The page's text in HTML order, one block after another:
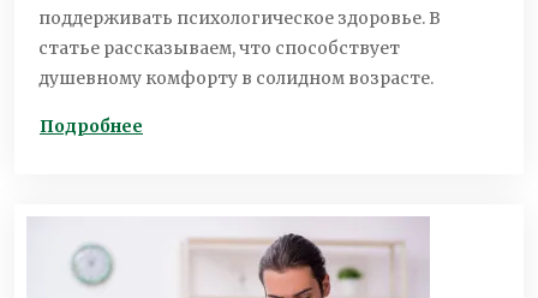
поддерживать психологическое здоровье. В
статье рассказываем, что способствует
душевному комфорту в солидном возрасте.
Подробнее